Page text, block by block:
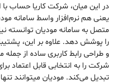
در این میان، شرکت کاریا حساب با
یعنی هم نرم‌افزار واسط سامانه
متصل به سامانه مودیان توانسته
را پوشش دهد. علاوه بر این،
و طراحی رابط کاربری ساده از
شرکت را به انتخابی قابل اعتماد